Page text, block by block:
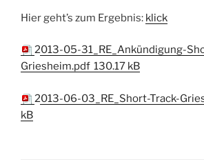
Hier geht’s zum Ergebnis: klick
2013-05-31_RE_Ankündigung-
Griesheim.pdf 130.17 kB
2013-06-03_RE_Short-Track-
kB